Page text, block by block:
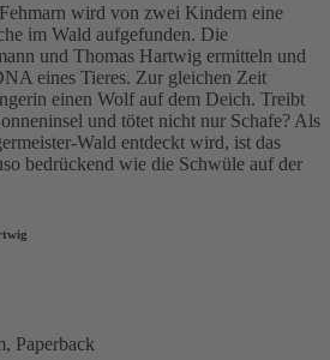
wird von zwei Kindern eine
im Wald aufgefunden. Die
und Thomas Hartwig ermitteln und
eines Tieres. Zur gleichen Zeit
einen Wolf auf dem Deich. Treibt
und tötet nicht nur Schafe? Als
Wald entdeckt wird, ist das
bedrückend wie die Schwüle auf der
Paperback